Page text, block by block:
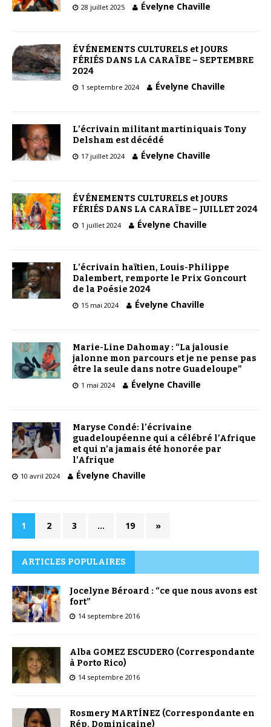
28 juillet 2025 Évelyne Chaville
ÉVÉNEMENTS CULTURELS et JOURS
FÉRIÉS DANS LA CARAÏBE – SEPTEMBRE
2024
1 septembre 2024 Évelyne Chaville
L’écrivain militant martiniquais Tony
Delsham est décédé
17 juillet 2024 Évelyne Chaville
ÉVÉNEMENTS CULTURELS et JOURS
FÉRIÉS DANS LA CARAÏBE – JUILLET 2024
1 juillet 2024 Évelyne Chaville
L’écrivain haïtien, Louis-Philippe
Dalembert, remporte le Prix Goncourt
de la Poésie 2024
15 mai 2024 Évelyne Chaville
Marie-Line Dahomay : “La jalousie
jalonne mon parcours et je ne pense pas
être la seule dans notre Guadeloupe”
1 mai 2024 Évelyne Chaville
Maryse Condé: l’écrivaine
guadeloupéenne qui a célébré l’Afrique
et qui n’a jamais été honorée par
l’Afrique
10 avril 2024 Évelyne Chaville
1 2 3 … 19 »
ARTICLES POPULAIRES
Jocelyne Béroard : “ce que nous avons est
fort”
14 septembre 2016
Alba GOMEZ ESCUDERO (Correspondante
à Porto Rico)
14 septembre 2016
Rosmery MARTÍNEZ (Correspondante en
Rép. Dominicaine)